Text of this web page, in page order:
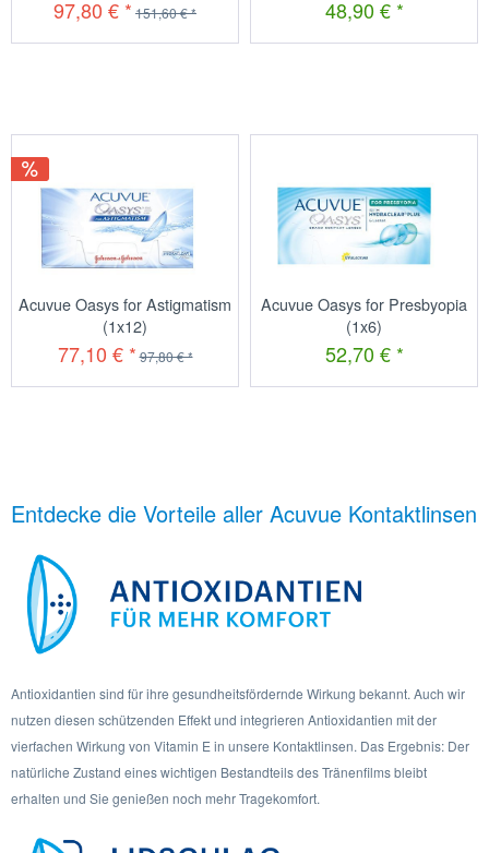
97,80 € * 151,60 € * 48,90 € *
Acuvue Oasys for Astigmatism
(1x12)
77,10 € * 97,80 € *
Acuvue Oasys for Presbyopia
(1x6)
52,70 € *
Entdecke die Vorteile aller Acuvue Kontaktlinsen
Antioxidantien sind für ihre gesundheitsfördernde Wirkung bekannt. Auch wir
nutzen diesen schützenden Effekt und integrieren Antioxidantien mit der
vierfachen Wirkung von Vitamin E in unsere Kontaktlinsen. Das Ergebnis: Der
natürliche Zustand eines wichtigen Bestandteils des Tränenfilms bleibt
erhalten und Sie genießen noch mehr Tragekomfort.